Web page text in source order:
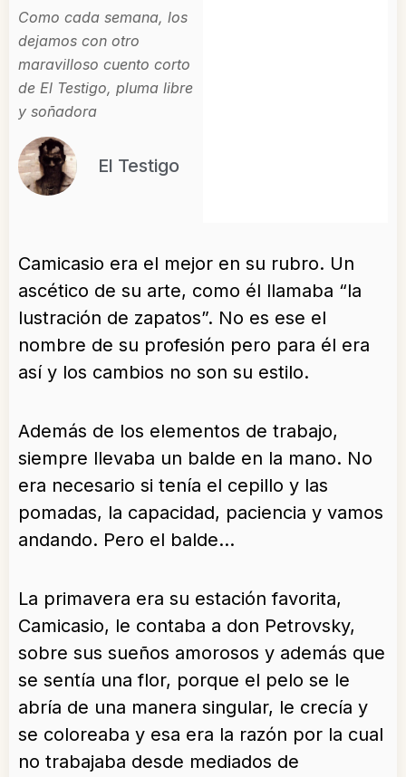
Como cada semana, los
dejamos con otro
maravilloso cuento corto
de El Testigo, pluma libre
y soñadora
El Testigo
Camicasio era el mejor en su rubro. Un
ascético de su arte, como él llamaba “la
lustración de zapatos”. No es ese el
nombre de su profesión pero para él era
así y los cambios no son su estilo.
Además de los elementos de trabajo,
siempre llevaba un balde en la mano. No
era necesario si tenía el cepillo y las
pomadas, la capacidad, paciencia y vamos
andando. Pero el balde…
La primavera era su estación favorita,
Camicasio, le contaba a don Petrovsky,
sobre sus sueños amorosos y además que
se sentía una flor, porque el pelo se le
abría de una manera singular, le crecía y
se coloreaba y esa era la razón por la cual
no trabajaba desde mediados de